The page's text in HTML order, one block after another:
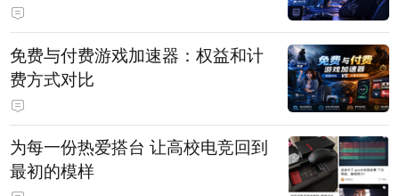
免费与付费游戏加速器：权益和计
费方式对比
为每一份热爱搭台 让高校电竞回到
最初的模样